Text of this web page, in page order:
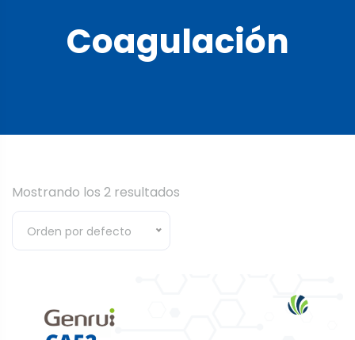
Coagulación
Mostrando los 2 resultados
Orden por defecto